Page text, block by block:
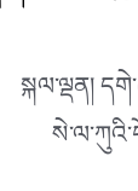
སྐལ་ལྡན།